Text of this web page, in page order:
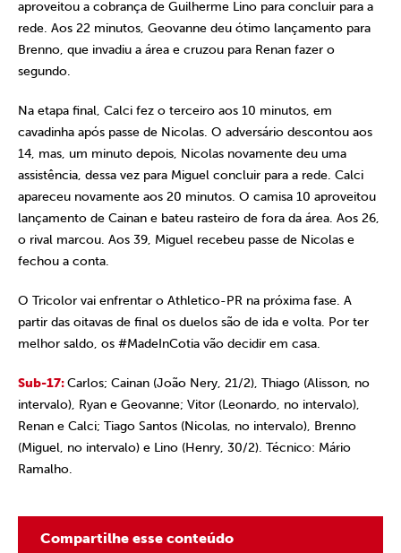
aproveitou a cobrança de Guilherme Lino para concluir para a
rede. Aos 22 minutos, Geovanne deu ótimo lançamento para
Brenno, que invadiu a área e cruzou para Renan fazer o
segundo.
Na etapa final, Calci fez o terceiro aos 10 minutos, em
cavadinha após passe de Nicolas. O adversário descontou aos
14, mas, um minuto depois, Nicolas novamente deu uma
assistência, dessa vez para Miguel concluir para a rede. Calci
apareceu novamente aos 20 minutos. O camisa 10 aproveitou
lançamento de Cainan e bateu rasteiro de fora da área. Aos 26,
o rival marcou. Aos 39, Miguel recebeu passe de Nicolas e
fechou a conta.
O Tricolor vai enfrentar o Athletico-PR na próxima fase. A
partir das oitavas de final os duelos são de ida e volta. Por ter
melhor saldo, os #MadeInCotia vão decidir em casa.
Sub-17:Carlos; Cainan (João Nery, 21/2), Thiago (Alisson, no
intervalo), Ryan e Geovanne; Vitor (Leonardo, no intervalo),
Renan e Calci; Tiago Santos (Nicolas, no intervalo), Brenno
(Miguel, no intervalo) e Lino (Henry, 30/2). Técnico: Mário
Ramalho.
Compartilhe esse conteúdo